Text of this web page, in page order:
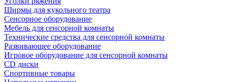
Ширмы для кукольного театра
Сенсорное оборудование
Мебель для сенсорной комнаты
Технические средства для сенсорной комнаты
Развивающее оборудование
Игровое оборудование для сенсорной комнаты
CD диски
Спортивные товары